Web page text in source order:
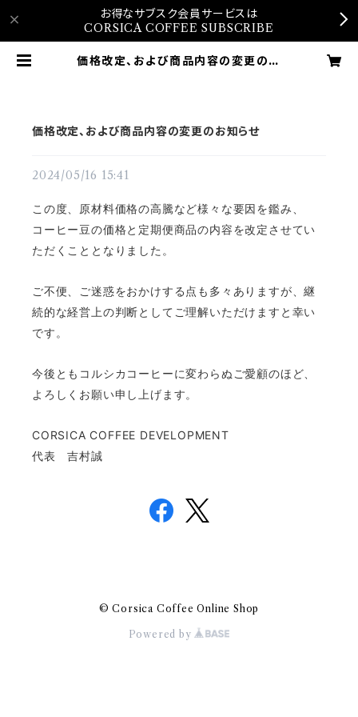
お得なサブスク会員サービスは
CORSICA COFFEE SUBSCRIBE
価格改定、および商品内容の変更のお
価格改定、および商品内容の変更のお知らせ
2024/05/16 15:41
この度、原材料価格の高騰など様々な要因を鑑み、
コーヒー豆の価格と定期便商品の内容を改定させてい
ただくこととなりました。
ご不便、ご迷惑をおかけする点も多々ありますが、継
続的な経営上の判断としてご理解いただけますと幸い
です。
今後ともコルシカコーヒーに変わらぬご愛顧のほど、
よろしくお願い申し上げます。
CORSICA COFFEE DEVELOPMENT
代表 吉村誠
© Corsica Coffee Online Shop
Powered by